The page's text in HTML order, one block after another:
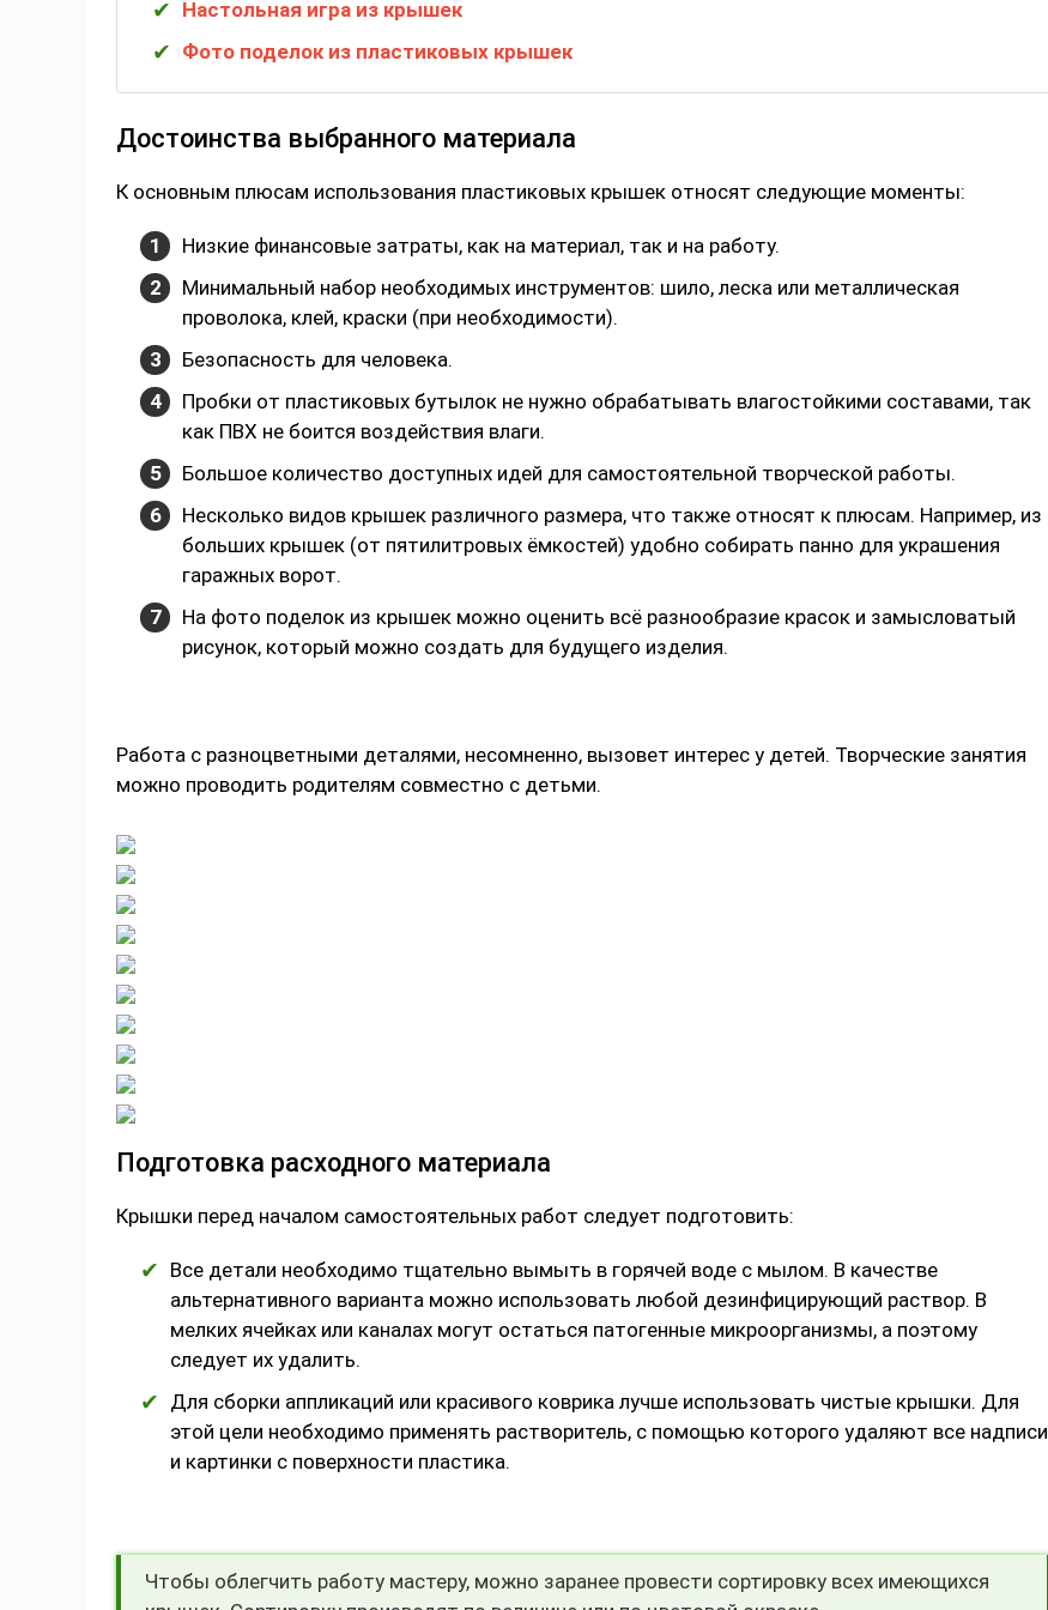
Настольная игра из крышек
Фото поделок из пластиковых крышек
Достоинства выбранного материала
К основным плюсам использования пластиковых крышек относят следующие моменты:
Низкие финансовые затраты, как на материал, так и на работу.
Минимальный набор необходимых инструментов: шило, леска или металлическая
проволока, клей, краски (при необходимости).
Безопасность для человека.
Пробки от пластиковых бутылок не нужно обрабатывать влагостойкими составами, так
как ПВХ не боится воздействия влаги.
Большое количество доступных идей для самостоятельной творческой работы.
Несколько видов крышек различного размера, что также относят к плюсам. Например, из
больших крышек (от пятилитровых ёмкостей) удобно собирать панно для украшения
гаражных ворот.
На фото поделок из крышек можно оценить всё разнообразие красок и замысловатый
рисунок, который можно создать для будущего изделия.
Работа с разноцветными деталями, несомненно, вызовет интерес у детей. Творческие занятия
можно проводить родителям совместно с детьми.
Подготовка расходного материала
Крышки перед началом самостоятельных работ следует подготовить:
Все детали необходимо тщательно вымыть в горячей воде с мылом. В качестве
альтернативного варианта можно использовать любой дезинфицирующий раствор. В
мелких ячейках или каналах могут остаться патогенные микроорганизмы, а поэтому
следует их удалить.
Для сборки аппликаций или красивого коврика лучше использовать чистые крышки. Для
этой цели необходимо применять растворитель, с помощью которого удаляют все надписи
и картинки с поверхности пластика.
Чтобы облегчить работу мастеру, можно заранее провести сортировку всех имеющихся